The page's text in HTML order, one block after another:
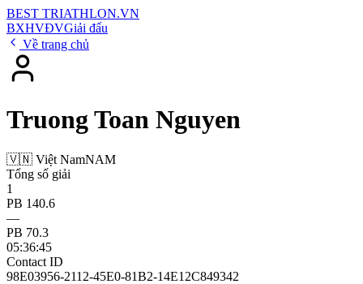
BEST TRIATHLON.VN
BXHVĐVGiải đấu
Về trang chủ
Truong Toan Nguyen
🇻🇳 Việt NamNAM
Tổng số giải
1
PB 140.6
—
PB 70.3
05:36:45
Contact ID
98E03956-2112-45E0-81B2-14E12C849342